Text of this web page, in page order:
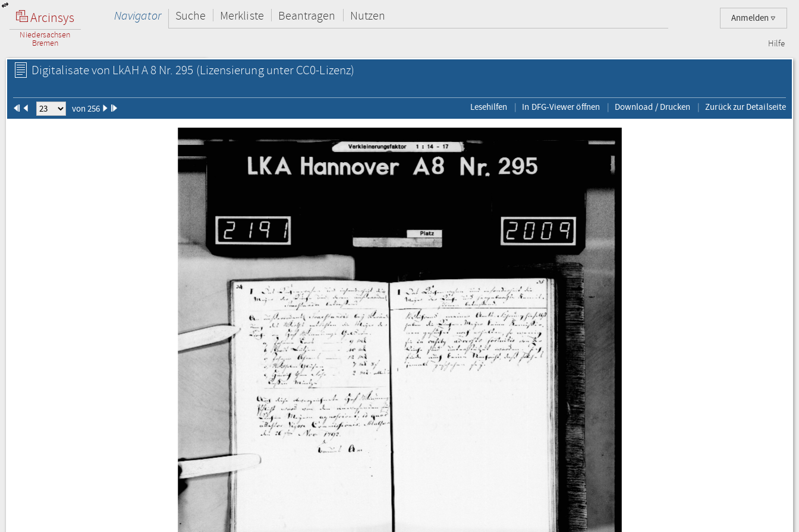
Arcinsys
Niedersachsen
Bremen
Anmelden
Navigator Suche Merkliste Beantragen Nutzen
Hilfe
Digitalisate von LkAH A 8 Nr. 295 (Lizensierung unter CC0-Lizenz)
von 256 Lesehilfen In DFG-Viewer öffnen Download / Drucken Zurück zur Detailseite